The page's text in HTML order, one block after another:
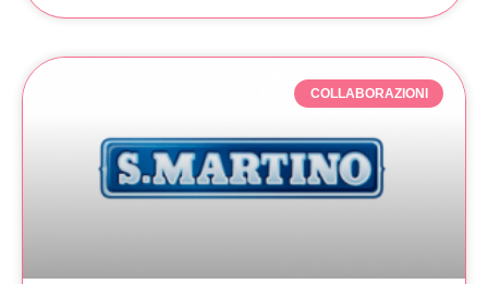
COLLABORAZIONI